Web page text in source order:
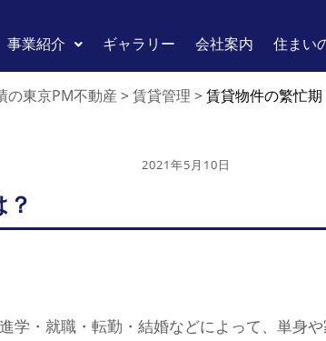
事業紹介 ギャラリー 会社案内 住まい
の東京PM不動産 > 賃貸管理 > 賃貸物件の繁忙期
2021年5月10日
学・就職・転勤・結婚などによって、単身